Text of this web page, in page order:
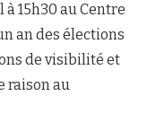
15h30 au Centre
an des élections
de visibilité et
raison au